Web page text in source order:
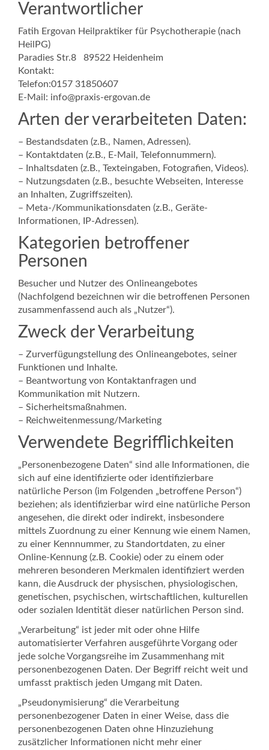
Verantwortlicher
Fatih Ergovan Heilpraktiker für Psychotherapie (nach
HeilPG)
Paradies Str.8 89522 Heidenheim
Kontakt:
Telefon:0157 31850607
E-Mail: info@praxis-ergovan.de
Arten der verarbeiteten Daten:
– Bestandsdaten (z.B., Namen, Adressen).
– Kontaktdaten (z.B., E-Mail, Telefonnummern).
– Inhaltsdaten (z.B., Texteingaben, Fotografien, Videos).
– Nutzungsdaten (z.B., besuchte Webseiten, Interesse
an Inhalten, Zugriffszeiten).
– Meta-/Kommunikationsdaten (z.B., Geräte-
Informationen, IP-Adressen).
Kategorien betroffener
Personen
Besucher und Nutzer des Onlineangebotes
(Nachfolgend bezeichnen wir die betroffenen Personen
zusammenfassend auch als „Nutzer“).
Zweck der Verarbeitung
– Zurverfügungstellung des Onlineangebotes, seiner
Funktionen und Inhalte.
– Beantwortung von Kontaktanfragen und
Kommunikation mit Nutzern.
– Sicherheitsmaßnahmen.
– Reichweitenmessung/Marketing
Verwendete Begrifflichkeiten
„Personenbezogene Daten“ sind alle Informationen, die
sich auf eine identifizierte oder identifizierbare
natürliche Person (im Folgenden „betroffene Person“)
beziehen; als identifizierbar wird eine natürliche Person
angesehen, die direkt oder indirekt, insbesondere
mittels Zuordnung zu einer Kennung wie einem Namen,
zu einer Kennnummer, zu Standortdaten, zu einer
Online-Kennung (z.B. Cookie) oder zu einem oder
mehreren besonderen Merkmalen identifiziert werden
kann, die Ausdruck der physischen, physiologischen,
genetischen, psychischen, wirtschaftlichen, kulturellen
oder sozialen Identität dieser natürlichen Person sind.
„Verarbeitung“ ist jeder mit oder ohne Hilfe
automatisierter Verfahren ausgeführte Vorgang oder
jede solche Vorgangsreihe im Zusammenhang mit
personenbezogenen Daten. Der Begriff reicht weit und
umfasst praktisch jeden Umgang mit Daten.
„Pseudonymisierung“ die Verarbeitung
personenbezogener Daten in einer Weise, dass die
personenbezogenen Daten ohne Hinzuziehung
zusätzlicher Informationen nicht mehr einer